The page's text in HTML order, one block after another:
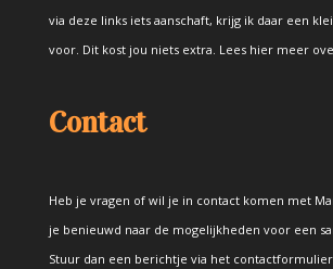
via deze links iets aanschaft, krijg ik daar een
voor. Dit kost jou niets extra. Lees hier meer
Contact
Heb je vragen of wil je in contact komen met
je benieuwd naar de mogelijkheden voor een
Stuur dan een berichtje via het contactformulier